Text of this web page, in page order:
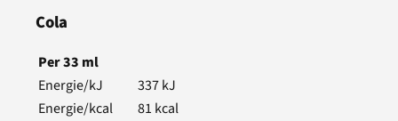
Cola
Per33 ml
Energie/kJ
337kJ
Energie/kcal
81 kcal